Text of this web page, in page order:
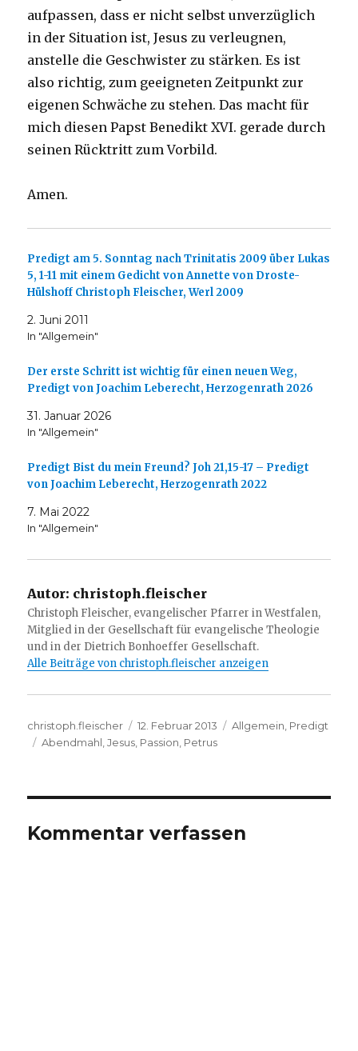
aufpassen, dass er nicht selbst unverzüglich
in der Situation ist, Jesus zu verleugnen,
anstelle die Geschwister zu stärken. Es ist
also richtig, zum geeigneten Zeitpunkt zur
eigenen Schwäche zu stehen. Das macht für
mich diesen Papst Benedikt XVI. gerade durch
seinen Rücktritt zum Vorbild.
Amen.
Predigt am 5. Sonntag nach Trinitatis 2009 über Lukas
5, 1-11 mit einem Gedicht von Annette von Droste-
Hülshoff Christoph Fleischer, Werl 2009
2. Juni 2011
In "Allgemein"
Der erste Schritt ist wichtig für einen neuen Weg,
Predigt von Joachim Leberecht, Herzogenrath 2026
31. Januar 2026
In "Allgemein"
Predigt Bist du mein Freund? Joh 21,15-17 – Predigt
von Joachim Leberecht, Herzogenrath 2022
7. Mai 2022
In "Allgemein"
Autor: christoph.fleischer
Christoph Fleischer, evangelischer Pfarrer in Westfalen,
Mitglied in der Gesellschaft für evangelische Theologie
und in der Dietrich Bonhoeffer Gesellschaft.
Alle Beiträge von christoph.fleischer anzeigen
Autor
christoph.fleischer
Veröffentlicht
am
12. Februar 2013 Kategorien
Allgemein Predigt
Schlagwörter
Abendmahl ,Jesus Passion Petrus
Kommentar verfassen